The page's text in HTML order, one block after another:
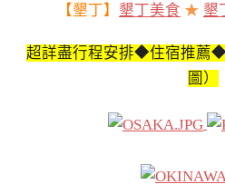
【墾丁】 墾丁美食 ★ 墾
超詳盡行程安排◆住宿推薦
圖）